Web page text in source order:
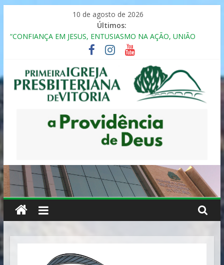
10 de agosto de 2026
Últimos:
“CONFIANÇA EM JESUS, ENTUSIASMO NA AÇÃO, UNIÃO
Seminário da Família 2025
Formação em Inclusão, Ensino e Relacionamento com
Pessoas Atípicas
12º ENCONTRO DE CASAIS
MULHER PRESBITERIANA
Primeira
Presbiteriana
de
Vitória